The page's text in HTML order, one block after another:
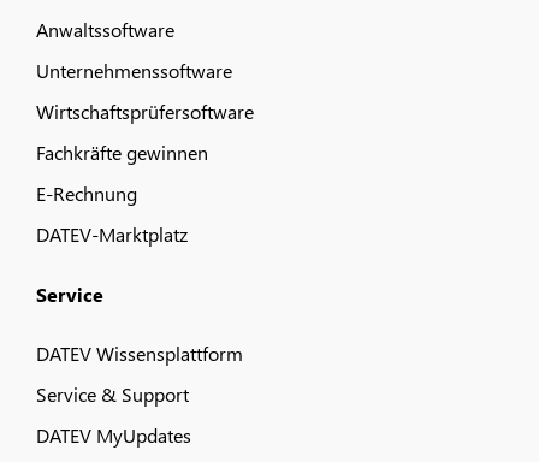
Anwaltssoftware
Unternehmenssoftware
Wirtschaftsprüfersoftware
Fachkräfte gewinnen
E-Rechnung
DATEV-Marktplatz
Service
DATEV Wissensplattform
Service & Support
DATEV MyUpdates